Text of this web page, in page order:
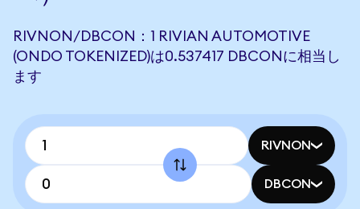
RIVNON/DBCON：1 RIVIAN AUTOMOTIVE
(ONDO TOKENIZED)は0.537417 DBCONに相当し
ます
RIVNON
DBCON